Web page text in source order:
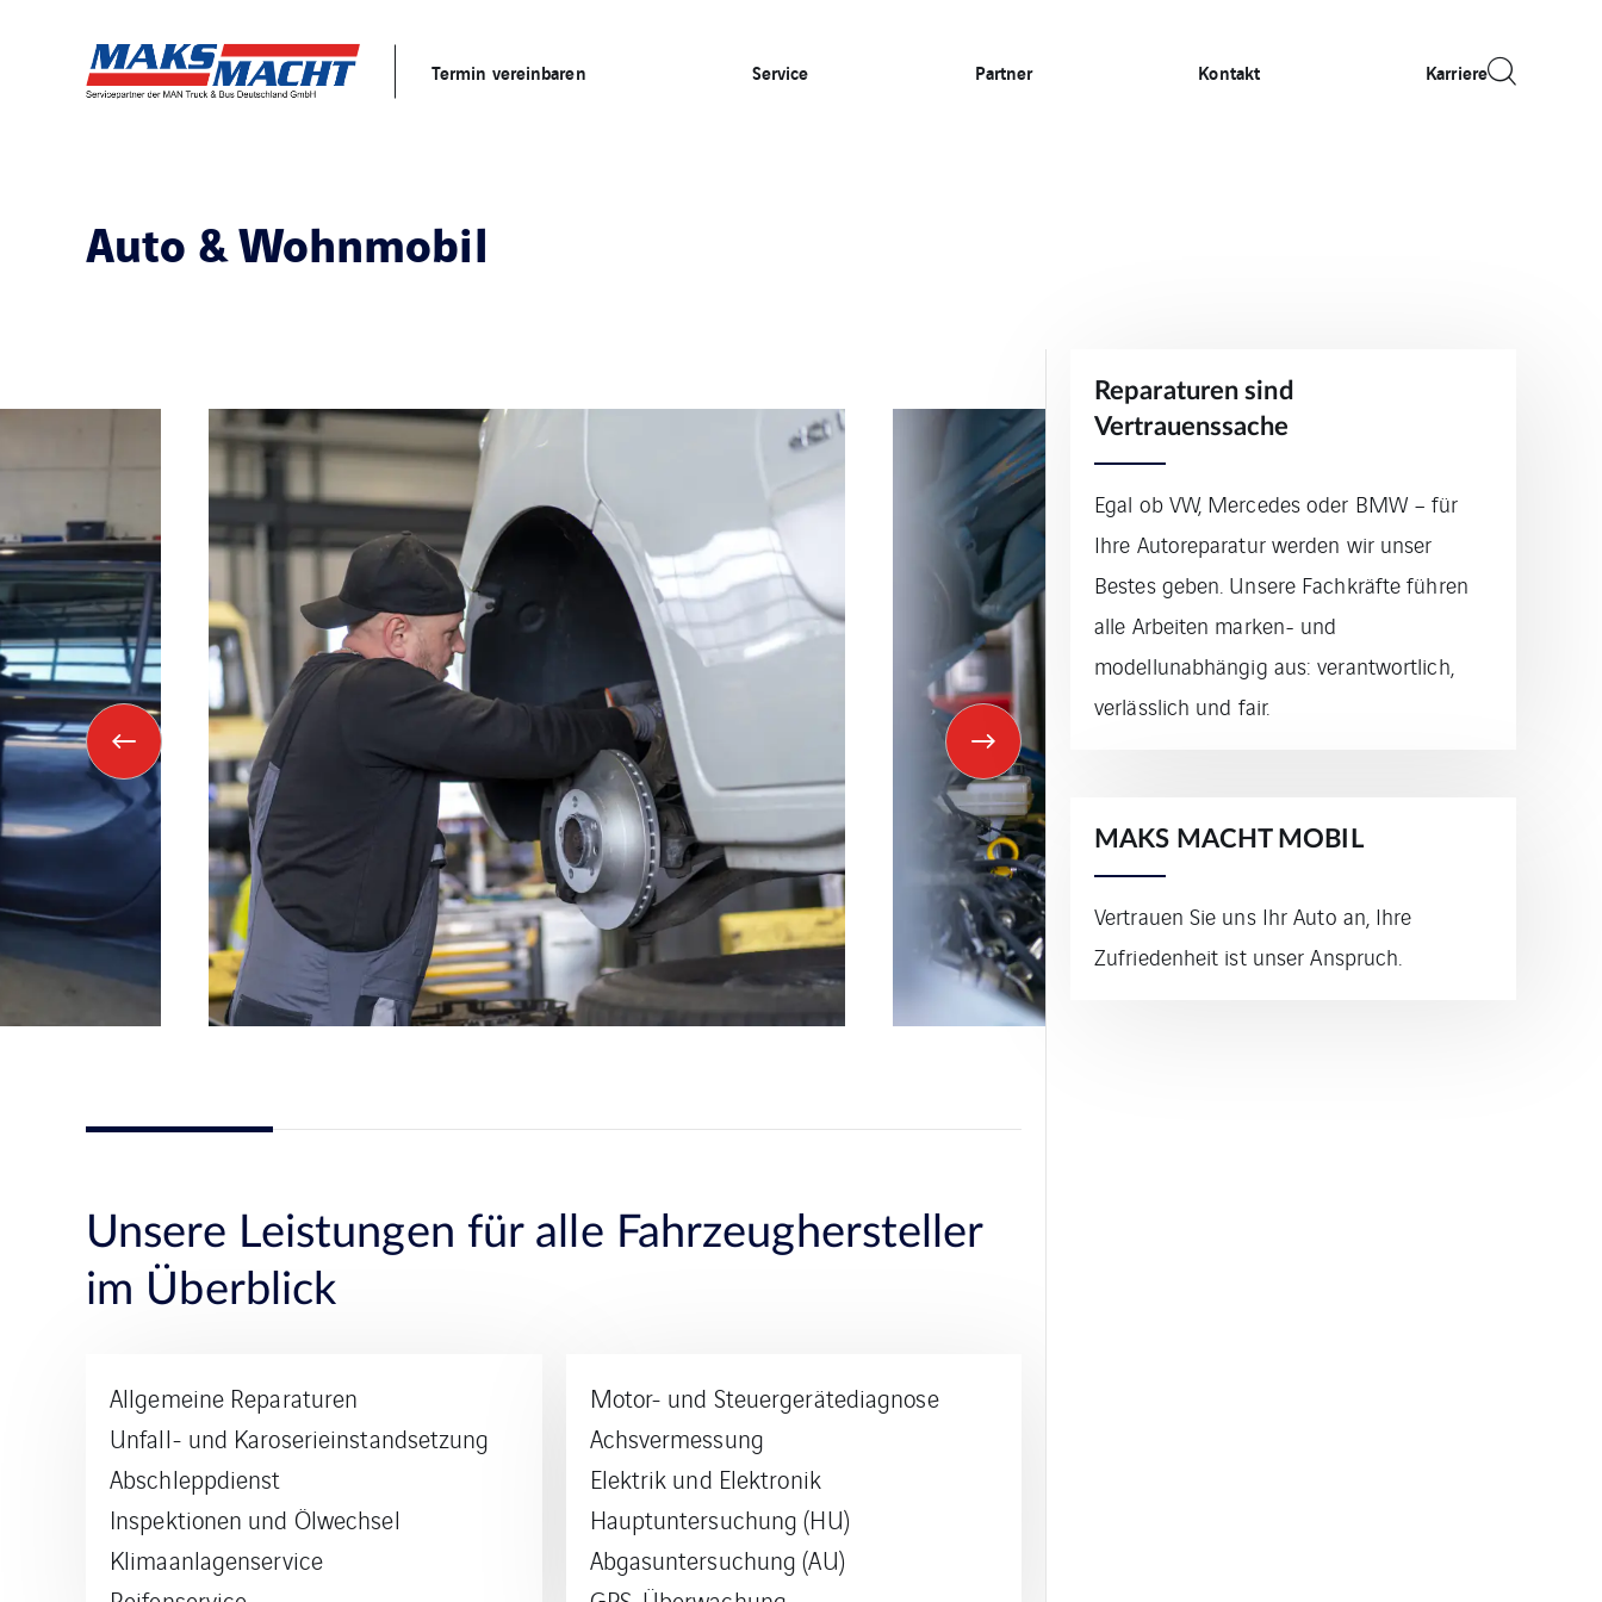
Termin vereinbaren Service Partner Kontakt Karriere
Auto & Wohnmobil
Unsere Leistungen für alle Fahrzeughersteller
im Überblick
Allgemeine Reparaturen
Unfall- und Karoserieinstandsetzung
Abschleppdienst
Inspektionen und Ölwechsel
Klimaanlagenservice
Motor- und Steuergerätediagnose
Achsvermessung
Elektrik und Elektronik
Hauptuntersuchung (HU)
Abgasuntersuchung (AU)
Reparaturen sind
Vertrauenssache
Egal ob VW, Mercedes oder BMW – für
Ihre Autoreparatur werden wir unser
Bestes geben. Unsere Fachkräfte führen
alle Arbeiten marken- und
modellunabhängig aus: verantwortlich,
verlässlich und fair.
MAKS MACHT MOBIL
Vertrauen Sie uns Ihr Auto an, Ihre
Zufriedenheit ist unser Anspruch.